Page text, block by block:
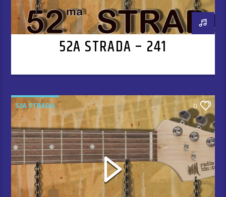
52A STRADA – 241
52A STRADA 0